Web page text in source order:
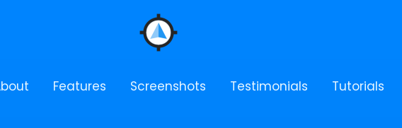
Features Screenshots Testimonials Tutorials